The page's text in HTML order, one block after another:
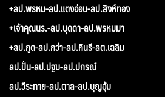
+ลป.พรหม-ลป.แตงอ่อน-ลป.สิงห์ทอง
+เจ้าคุณนร.-ลป.บุดดา-ลป.พรหมมา
+ลป.กูด-ลป.กว่า-ลป.กินรี-ลต.เฉลิม
ลป.ปั่น-ลป.ปฐม-ลป.ปกรณ์
ลป.วีระทาย-ลป.ตาล-ลป.บุญอุ้ม